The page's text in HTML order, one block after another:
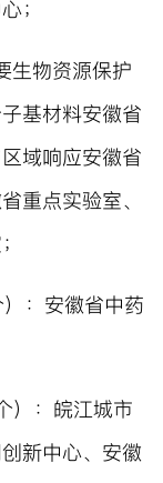
；
生物资源保护
基材料安徽省
域响应安徽省
重点实验室、
）：安徽省中药
）：皖江城市
新中心、安徽